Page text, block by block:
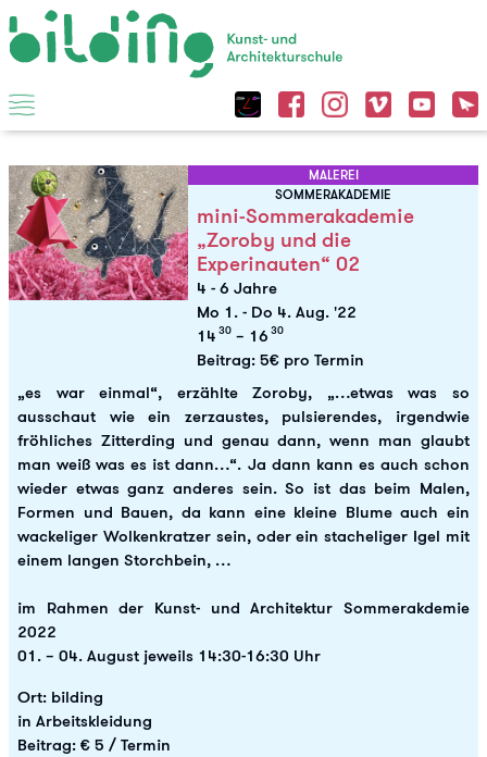
MALEREI
SOMMERAKADEMIE
mini-Sommerakademie
„Zoroby und die
Experinauten“ 02
4 - 6 Jahre
Mo 1.- Do 4. Aug. '22
14 30 – 16 30
Beitrag: 5€ pro Termin
„es war einmal“, erzählte Zoroby, „…etwas was so
ausschaut wie ein zerzaustes, pulsierendes, irgendwie
fröhliches Zitterding und genau dann, wenn man glaubt
man weiß was es ist dann…“. Ja dann kann es auch schon
wieder etwas ganz anderes sein. So ist das beim Malen,
Formen und Bauen, da kann eine kleine Blume auch ein
wackeliger Wolkenkratzer sein, oder ein stacheliger Igel mit
einem langen Storchbein, …
im Rahmen der Kunst- und Architektur Sommerakdemie
2022
01. – 04. August jeweils 14:30-16:30 Uhr
Ort: bilding
in Arbeitskleidung
Beitrag: € 5 / Termin